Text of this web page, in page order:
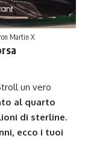
Martin X
un vero
al quarto
di sterline.
ecco i tuoi